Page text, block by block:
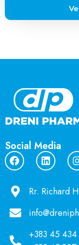
Social Media
Rr. Richard
+383 45